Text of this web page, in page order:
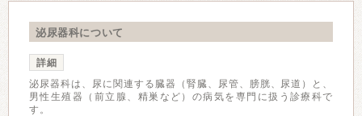
泌尿器科について
詳細
泌尿器科は、尿に関連する臓器（腎臓、尿管、膀胱、尿道）と、
男性生殖器（前立腺、精巣など）の病気を専門に扱う診療科で
す。